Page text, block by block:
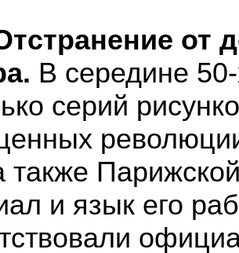
от
В середине
серий
также
и язык его